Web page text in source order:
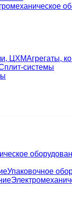
Агрегаты,
системы
Упаковочное